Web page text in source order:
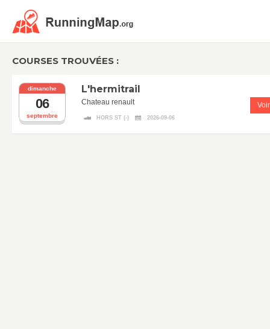
COURSES TROUVÉES :
septembre
dimanche
06
L'hermitrail
Chateau renault
HORS ST (-) 2026-09-06